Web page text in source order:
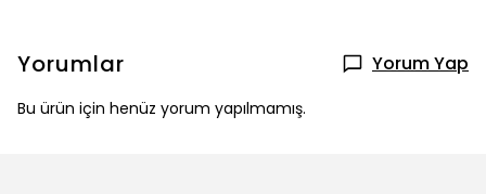
Yorumlar Yorum Yap
Bu ürün için henüz yorum yapılmamış.